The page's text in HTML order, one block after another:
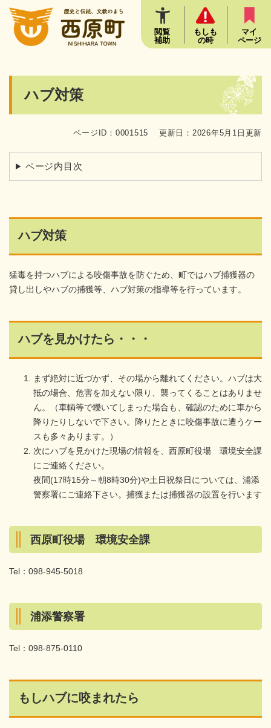
メニューを飛ばして本文へ
閲覧
補助
もしも
の時
マイ
ページ
ハブ対策
ページID：0001515 更新日：2026年5月1日更新
ページ内目次
ハブ対策
猛毒を持つハブによる咬傷事故を防ぐため、町ではハブ捕獲器の
貸し出しやハブの捕獲等、ハブ対策の指導等を行っています。
ハブを見かけたら・・・
まず絶対に近づかず、その場から離れてください。ハブは大
抵の場合、危害を加えない限り、襲ってくることはありませ
ん。（車輌等で轢いてしまった場合も、確認のために車から
降りたりしないで下さい。降りたときに咬傷事故に遭うケー
スも多々あります。）
次にハブを見かけた現場の情報を、西原町役場 環境安全課
にご連絡ください。
夜間(17時15分～朝8時30分)や土日祝祭日については、浦添
警察署にご連絡下さい。捕獲または捕獲器の設置を行います
西原町役場 環境安全課
Tel：098-945-5018
浦添警察署
Tel：098-875-0110
もしハブに咬まれたら